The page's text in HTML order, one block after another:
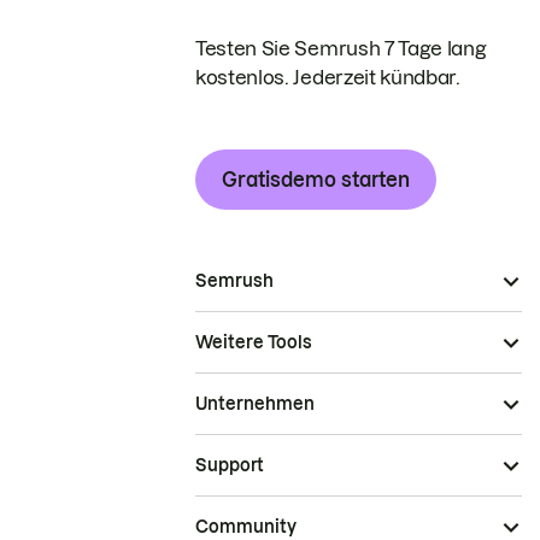
Testen Sie Semrush 7 Tage lang
kostenlos. Jederzeit kündbar.
Gratisdemo starten
Semrush
Weitere Tools
Unternehmen
Support
Community